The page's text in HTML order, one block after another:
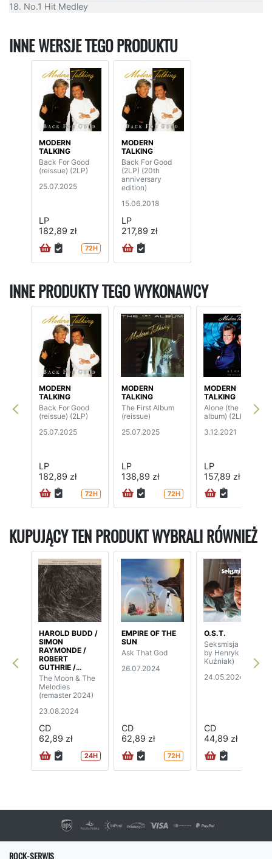
18. No.1 Hit Medley
INNE WERSJE TEGO PRODUKTU
MODERN
TALKING
Back For Good
(reissue) (2LP)
25.07.2025
LP
182,89 zł
72H
MODERN
TALKING
Back For Good
(2LP) (20th
anniversary
edition)
15.06.2018
LP
217,89 zł
INNE PRODUKTY TEGO WYKONAWCY
MODERN
TALKING
Back For Good
(reissue) (2LP)
25.07.2025
LP
182,89 zł
72H
MODERN
TALKING
The First Album
(reissue)
25.07.2025
LP
138,89 zł
72H
MODERN
TALKING
Alone (the 8th
album) (2LP)
3.12.2021
LP
157,89 zł
KUPUJĄCY TEN PRODUKT WYBRALI RÓWNIEŻ
HAROLD BUDD /
SIMON
RAYMONDE /
ROBERT
GUTHRIE /
ELIZABETH
FRASER
The Moon & The
Melodies
(remaster 2024)
23.08.2024
CD
62,89 zł
24H
EMPIRE OF THE
SUN
Ask That God
26.07.2024
CD
62,89 zł
72H
O.S.T.
Seksmisja (music
by Henryk
Kuźniak)
24.05.2024
CD
44,89 zł
ROCK-SERWIS